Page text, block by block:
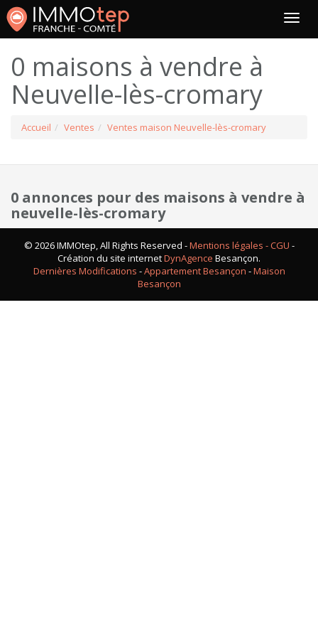
0 maisons à vendre à
Neuvelle-lès-cromary
Accueil Ventes Ventes maison Neuvelle-lès-cromary
0 annonces pour des maisons à vendre à
neuvelle-lès-cromary
© 2026 IMMOtep, All Rights Reserved -Mentions légales - CGU -
Création du site internetDynAgence Besançon.
Dernières Modifications -Appartement Besançon -Maison
Besançon